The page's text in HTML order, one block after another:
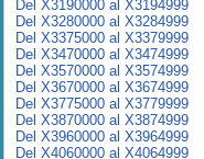
Del X3190000 al X3194999
Del X3280000 al X3284999
Del X3375000 al X3379999
Del X3470000 al X3474999
Del X3570000 al X3574999
Del X3670000 al X3674999
Del X3775000 al X3779999
Del X3870000 al X3874999
Del X3960000 al X3964999
Del X4060000 al X4064999